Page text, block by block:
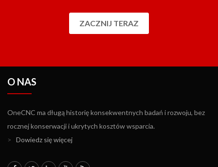
ZACZNIJ TERAZ
O NAS
OneCNC ma długą historię konsekwentnych badań i rozwoju, bez
rocznej konserwacji i ukrytych kosztów wsparcia.
>
Dowiedz się więcej